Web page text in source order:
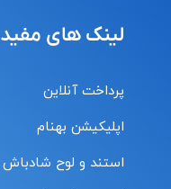
لینک های مفید
پرداخت آنلاین
اپلیکیشن بهنام
استند و لوح شادباش